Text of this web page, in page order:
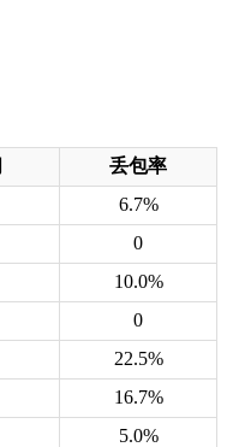
丢包率
6.7%
0
10.0%
0
22.5%
16.7%
5.0%